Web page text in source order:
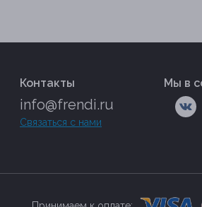
Контакты
info@frendi.ru
Связаться с нами
Мы в